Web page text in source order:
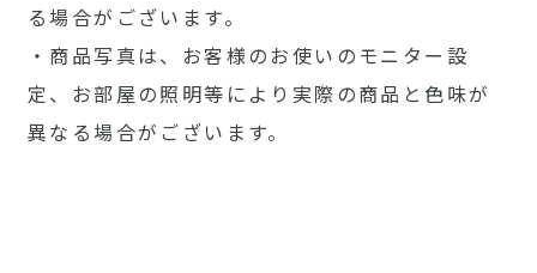
る場合がございます。
・商品写真は、お客様のお使いのモニター設
定、お部屋の照明等により実際の商品と色味が
異なる場合がございます。